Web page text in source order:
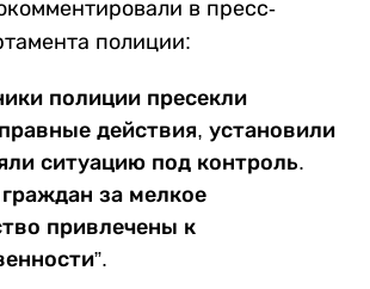
в пресс-
полиции:
полиции пресекли
действия, установили
ситуацию под контроль.
за мелкое
привлечены к